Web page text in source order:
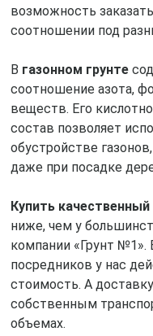
возможность
соотношении под
В газонном грунте
соотношение азота,
веществ. Его
состав позволяет
обустройстве
даже при посадке
Купить
ниже, чем у
компании «Грунт №1».
посредников у нас
стоимость. А
собственным
объемах.